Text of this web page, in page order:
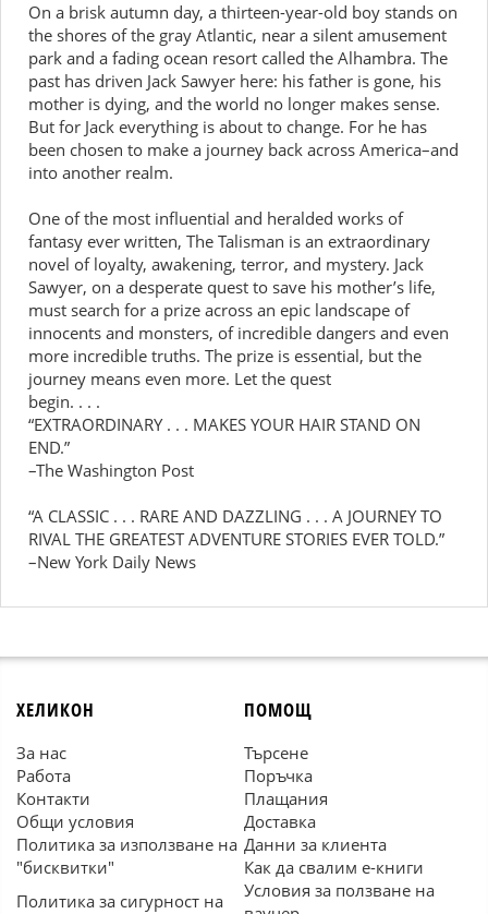
On a brisk autumn day, a thirteen-year-old boy stands on
the shores of the gray Atlantic, near a silent amusement
park and a fading ocean resort called the Alhambra. The
past has driven Jack Sawyer here: his father is gone, his
mother is dying, and the world no longer makes sense.
But for Jack everything is about to change. For he has
been chosen to make a journey back across America–and
into another realm.
One of the most influential and heralded works of
fantasy ever written, The Talisman is an extraordinary
novel of loyalty, awakening, terror, and mystery. Jack
Sawyer, on a desperate quest to save his mother’s life,
must search for a prize across an epic landscape of
innocents and monsters, of incredible dangers and even
more incredible truths. The prize is essential, but the
journey means even more. Let the quest
begin. . . .
“EXTRAORDINARY . . . MAKES YOUR HAIR STAND ON
END.”
–The Washington Post
“A CLASSIC . . . RARE AND DAZZLING . . . A JOURNEY TO
RIVAL THE GREATEST ADVENTURE STORIES EVER TOLD.”
–New York Daily News
ХЕЛИКОН
За нас
Работа
Контакти
Общи условия
Политика за използване на
"бисквитки"
Политика за сигурност на
ПОМОЩ
Търсене
Поръчка
Плащания
Доставка
Данни за клиента
Как да свалим е-книги
Условия за ползване на